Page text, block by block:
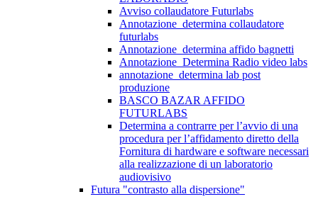
Avviso collaudatore Futurlabs
Annotazione_determina collaudatore
futurlabs
Annotazione_determina affido bagnetti
Annotazione_Determina Radio video labs
annotazione_determina lab post
produzione
BASCO BAZAR AFFIDO
FUTURLABS
Determina a contrarre per l’avvio di una
procedura per l’affidamento diretto della
Fornitura di hardware e software necessari
alla realizzazione di un laboratorio
audiovisivo
Futura "contrasto alla dispersione"